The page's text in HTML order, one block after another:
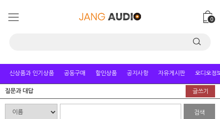
0
신상품과 인기상품 공동구매 할인상품 공지사항 자유게시판 오디오정
질문과 대답 글쓰기
검색